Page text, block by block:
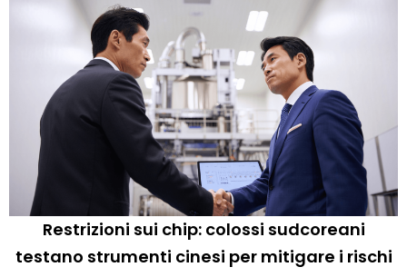
Restrizioni sui chip: colossi sudcoreani
testano strumenti cinesi per mitigare i rischi